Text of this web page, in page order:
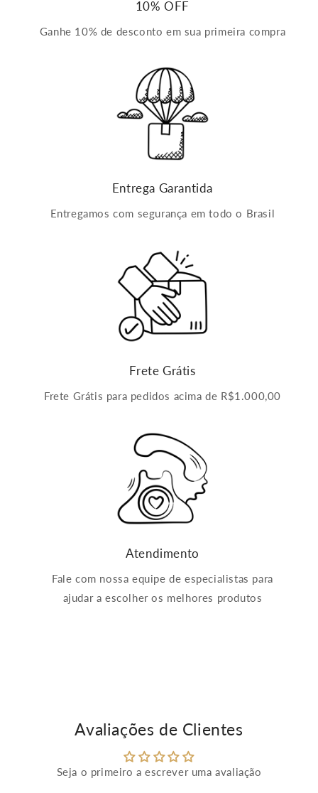
10% OFF
Ganhe 10% de desconto em sua primeira compra
Entrega Garantida
Entregamos com segurança em todo o Brasil
Frete Grátis
Frete Grátis para pedidos acima de R$1.000,00
Atendimento
Fale com nossa equipe de especialistas para
ajudar a escolher os melhores produtos
Avaliações de Clientes
Seja o primeiro a escrever uma avaliação